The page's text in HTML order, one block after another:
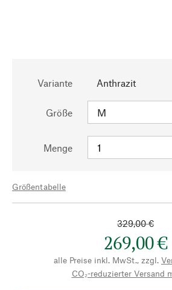
Variante Anthrazit
Größe
Menge
Größentabelle
329,00 €
269,00 €
alle Preise inkl. MwSt., zzgl.
CO₂-reduzierter Versand